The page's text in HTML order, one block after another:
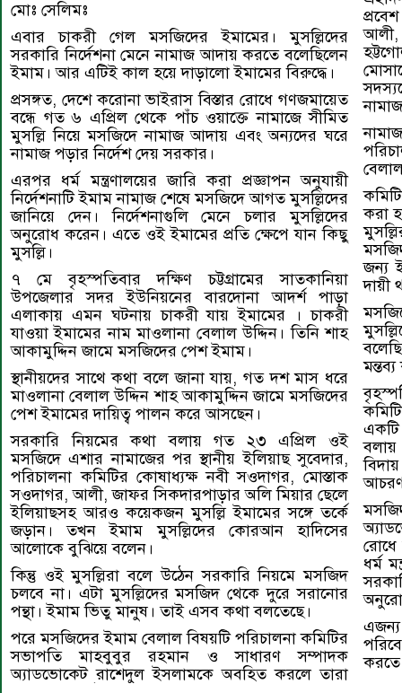
মোঃ সেলিমঃ
এবার চাকরী গেল মসজিদের ইমামের। মুসল্লিদের
সরকারি নির্দেশনা মেনে নামাজ আদায় করতে বলেছিলেন
ইমাম। আর এটিই কাল হয়ে দাড়ালো ইমামের বিরুদ্ধে।
প্রসঙ্গত, দেশে করোনা ভাইরাস বিস্তার রোধে গণজমায়েত
বন্ধে গত ৬ এপ্রিল থেকে পাঁচ ওয়াক্তে নামাজে সীমিত
মুসল্লি নিয়ে মসজিদে নামাজ আদায় এবং অন্যদের ঘরে
নামাজ পড়ার নির্দেশ দেয় সরকার।
এরপর ধর্ম মন্ত্রণালয়ের জারি করা প্রজ্ঞাপন অনুযায়ী
নির্দেশনাটি ইমাম নামাজ শেষে মসজিদে আগত মুসল্লিদের
জানিয়ে দেন। নির্দেশনাগুলি মেনে চলার মুসল্লিদের
অনুরোধ করেন। এতে ওই ইমামের প্রতি ক্ষেপে যান কিছু
মুসল্লি।
৭ মে বৃহস্পতিবার দক্ষিণ চট্টগ্রামের সাতকানিয়া
উপজেলার সদর ইউনিয়নের বারদোনা আদর্শ পাড়া
এলাকায় এমন ঘটনায় চাকরী যায় ইমামের । চাকরী
যাওয়া ইমামের নাম মাওলানা বেলাল উদ্দিন। তিনি শাহ
আকামুদ্দিন জামে মসজিদের পেশ ইমাম।
স্থানীয়দের সাথে কথা বলে জানা যায়, গত দশ মাস ধরে
মাওলানা বেলাল উদ্দিন শাহ আকামুদ্দিন জামে মসজিদের
পেশ ইমামের দায়িত্ব পালন করে আসছেন।
সরকারি নিয়মের কথা বলায় গত ২৩ এপ্রিল ওই
মসজিদে এশার নামাজের পর স্থানীয় ইলিয়াছ সুবেদার,
পরিচালনা কমিটির কোষাধ্যক্ষ নবী সওদাগর, মোস্তাক
সওদাগর, আলী, জাফর সিকদারপাড়ার অলি মিয়ার ছেলে
ইলিয়াছসহ আরও কয়েকজন মুসল্লি ইমামের সঙ্গে তর্কে
জড়ান। তখন ইমাম মুসল্লিদের কোরআন হাদিসের
আলোকে বুঝিয়ে বলেন।
কিন্তু ওই মুসল্লিরা বলে উঠেন সরকারি নিয়মে মসজিদ
চলবে না। এটা মুসল্লিদের মসজিদ থেকে দুরে সরানোর
পন্থা। ইমাম ভিতু মানুষ। তাই এসব কথা বলতেছে।
পরে মসজিদের ইমাম বেলাল বিষয়টি পরিচালনা কমিটির
সভাপতি মাহবুবুর রহমান ও সাধারণ সম্পাদক
অ্যাডভোকেট রাশেদুল ইসলামকে অবহিত করলে তারা
আলী,
করা
জন্য
দায়ী
একটি
বলায়
রোধে
ধর্ম